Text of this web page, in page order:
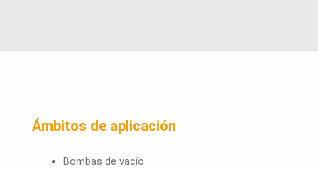
Ámbitos de aplicación
Bombas de vacío